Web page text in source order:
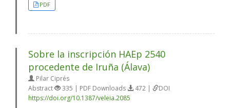
PDF
Sobre la inscripción HAEp 2540
procedente de Iruña (Álava)
Pilar Ciprés
Abstract
335 | PDF Downloads 472 |
DOI
https://doi.org/10.1387/veleia.2085